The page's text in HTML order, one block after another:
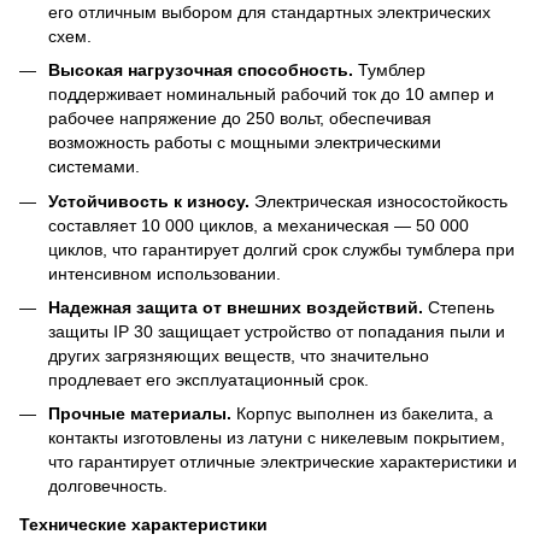
его отличным выбором для стандартных электрических
схем.
Высокая нагрузочная способность. Тумблер
поддерживает номинальный рабочий ток до 10 ампер и
рабочее напряжение до 250 вольт, обеспечивая
возможность работы с мощными электрическими
системами.
Устойчивость к износу. Электрическая износостойкость
составляет 10 000 циклов, а механическая — 50 000
циклов, что гарантирует долгий срок службы тумблера при
интенсивном использовании.
Надежная защита от внешних воздействий. Степень
защиты IP 30 защищает устройство от попадания пыли и
других загрязняющих веществ, что значительно
продлевает его эксплуатационный срок.
Прочные материалы. Корпус выполнен из бакелита, а
контакты изготовлены из латуни с никелевым покрытием,
что гарантирует отличные электрические характеристики и
долговечность.
Технические характеристики